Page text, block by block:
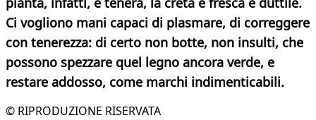
Ci vogliono mani capaci di plasmare, di correggere
con tenerezza: di certo non botte, non insulti, che
possono spezzare quel legno ancora verde, e
restare addosso, come marchi indimenticabili.
© RIPRODUZIONE RISERVATA